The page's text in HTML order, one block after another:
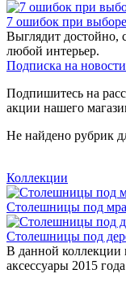
7 ошибок при
Выглядит достойно,
любой интерьер.
Подписка на
Подпишитесь на
акции нашего
Не найдено рубрик
Коллекции
Столешницы под
Столешницы под
В данной коллекции
аксессуары 2015